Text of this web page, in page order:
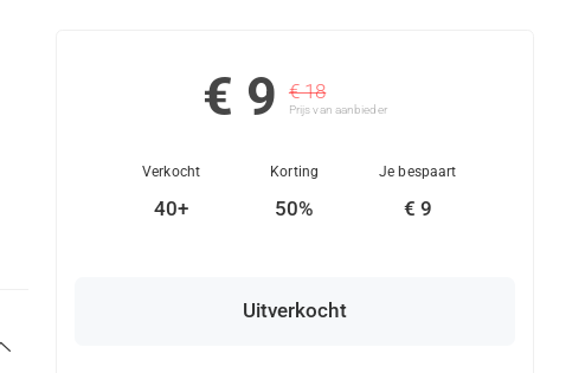
€ 9 € 18
Prijs van aanbieder
Verkocht
40+
Korting
50%
Je bespaart
€ 9
Uitverkocht